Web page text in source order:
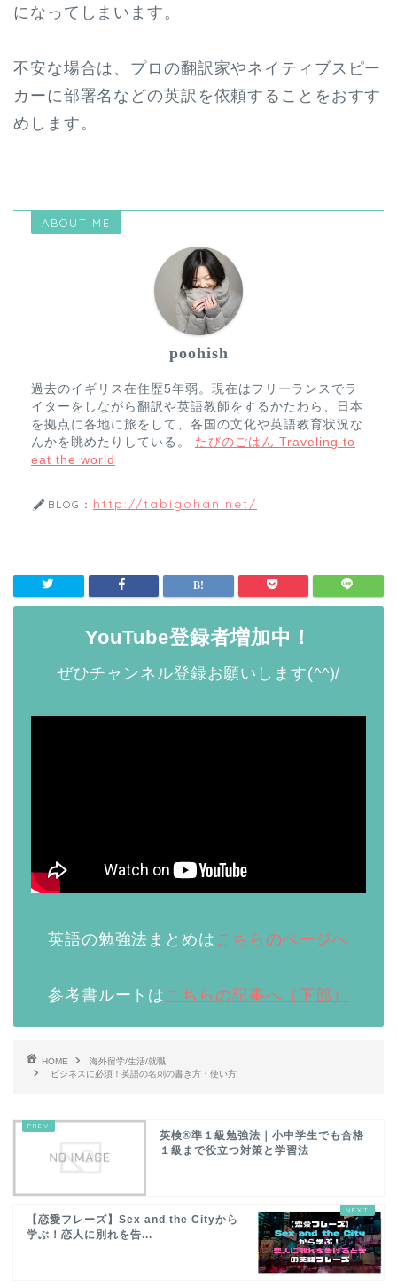
になってしまいます。
不安な場合は、プロの翻訳家やネイティブスピー
カーに部署名などの英訳を依頼することをおすす
めします。
ABOUT ME
poohish
過去のイギリス在住歴5年弱。現在はフリーランスでラ
イターをしながら翻訳や英語教師をするかたわら、日本
を拠点に各地に旅をして、各国の文化や英語教育状況な
んかを眺めたりしている。 たびのごはん Traveling to
eat the world
BLOG： http://tabigohan.net/
YouTube登録者増加中！
ぜひチャンネル登録お願いします(^^)/
英語の勉強法まとめは こちらのページへ
参考書ルートは こちらの記事へ（下部）
HOME
海外留学/生活/就職
ビジネスに必須！英語の名刺の書き方・使い方
英検®準１級勉強法｜小中学生でも合格
１級まで役立つ対策と学習法
【恋愛フレーズ】Sex and the Cityから
学ぶ！恋人に別れを告...